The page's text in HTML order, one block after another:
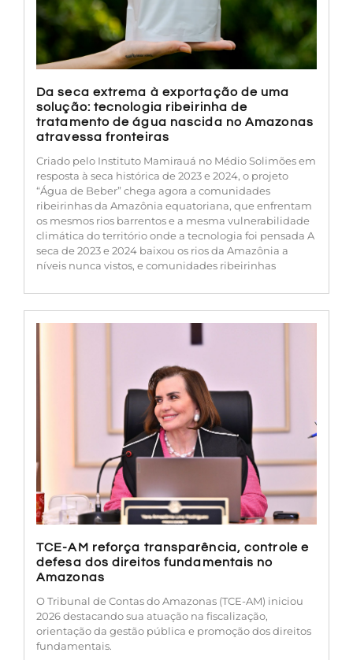
Da seca extrema à exportação de uma
solução: tecnologia ribeirinha de
tratamento de água nascida no Amazonas
atravessa fronteiras
Criado pelo Instituto Mamirauá no Médio Solimões em
resposta à seca histórica de 2023 e 2024, o projeto
“Água de Beber” chega agora a comunidades
ribeirinhas da Amazônia equatoriana, que enfrentam
os mesmos rios barrentos e a mesma vulnerabilidade
climática do território onde a tecnologia foi pensada A
seca de 2023 e 2024 baixou os rios da Amazônia a
níveis nunca vistos, e comunidades ribeirinhas
TCE-AM reforça transparência, controle e
defesa dos direitos fundamentais no
Amazonas
O Tribunal de Contas do Amazonas (TCE-AM) iniciou
2026 destacando sua atuação na fiscalização,
orientação da gestão pública e promoção dos direitos
fundamentais.